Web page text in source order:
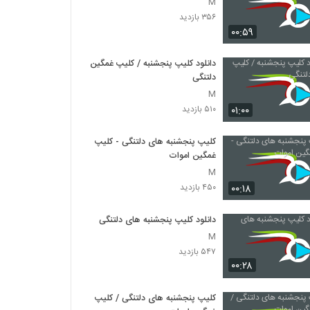
۰۰:۵۹
۳۵۶ بازدید
۰۱:۰۰
دانلود کلیپ پنجشنبه / کلیپ غمگین
دلتنگی
M
۵۱۰ بازدید
۰۰:۱۸
کلیپ پنجشنبه های دلتنگی - کلیپ
غمگین اموات
M
۴۵۰ بازدید
۰۰:۲۸
دانلود کلیپ پنجشنبه های دلتنگی
M
۵۴۷ بازدید
کلیپ پنجشنبه های دلتنگی / کلیپ